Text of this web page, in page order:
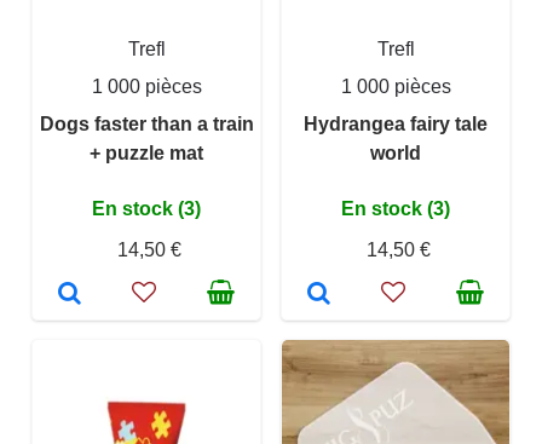
Trefl
1 000 pièces
Dogs faster than a train
+ puzzle mat
En stock (3)
14,50 €
Trefl
1 000 pièces
Hydrangea fairy tale
world
En stock (3)
14,50 €